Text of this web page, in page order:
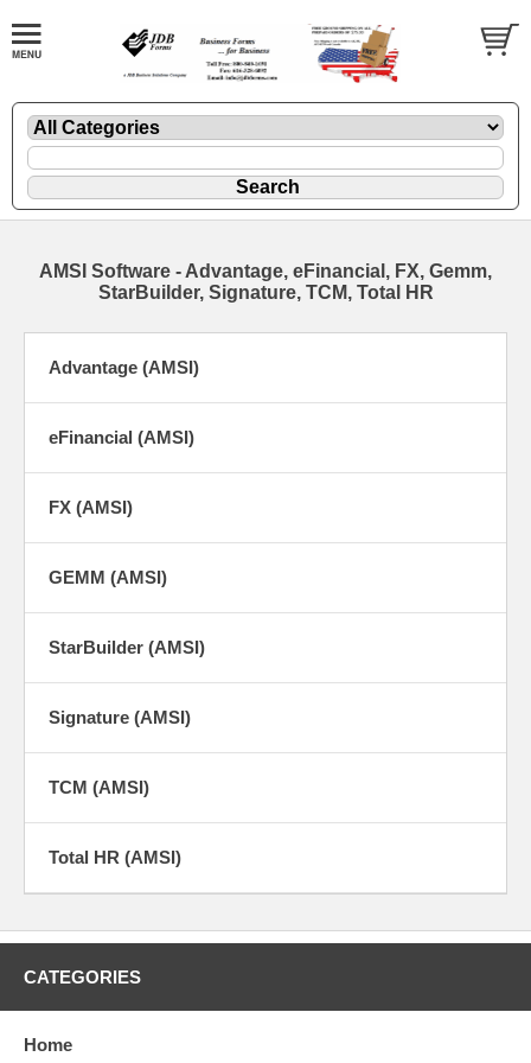
AMSI Software - Advantage, eFinancial, FX, Gemm,
StarBuilder, Signature, TCM, Total HR
Advantage (AMSI)
eFinancial (AMSI)
FX (AMSI)
GEMM (AMSI)
StarBuilder (AMSI)
Signature (AMSI)
TCM (AMSI)
Total HR (AMSI)
CATEGORIES
Home